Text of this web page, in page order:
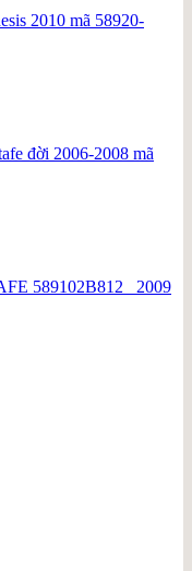
2010 mã 58920-
đời 2006-2008 mã
589102B812 _2009